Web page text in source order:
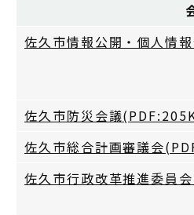
佐久市情報公開・個人情
佐久市防災会議
佐久市総合計画審議会
佐久市行政改革推進委員